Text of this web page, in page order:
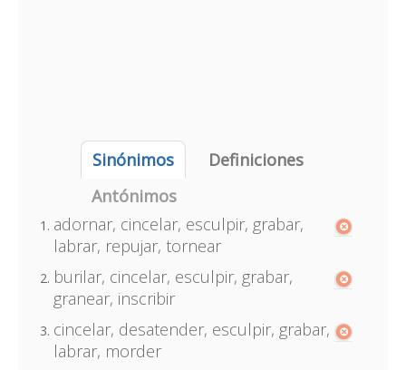
Sinónimos
Definiciones
Antónimos
adornar, cincelar, esculpir, grabar,
labrar, repujar, tornear
burilar, cincelar, esculpir, grabar,
granear, inscribir
cincelar, desatender, esculpir, grabar,
labrar, morder